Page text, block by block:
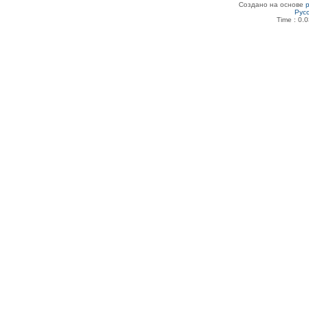
Создано на основе
Time :